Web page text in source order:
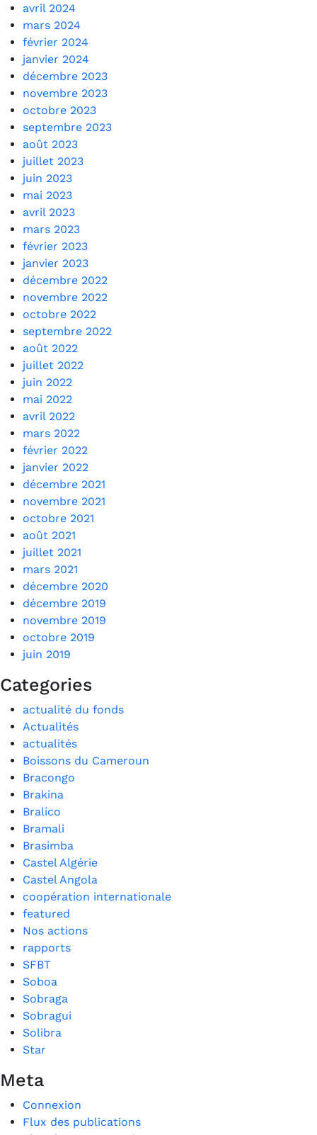
avril 2024
mars 2024
février 2024
janvier 2024
décembre 2023
novembre 2023
octobre 2023
septembre 2023
août 2023
juillet 2023
juin 2023
mai 2023
avril 2023
mars 2023
février 2023
janvier 2023
décembre 2022
novembre 2022
octobre 2022
septembre 2022
août 2022
juillet 2022
juin 2022
mai 2022
avril 2022
mars 2022
février 2022
janvier 2022
décembre 2021
novembre 2021
octobre 2021
août 2021
juillet 2021
mars 2021
décembre 2020
décembre 2019
novembre 2019
octobre 2019
juin 2019
Categories
actualité du fonds
Actualités
actualités
Boissons du Cameroun
Bracongo
Brakina
Bralico
Bramali
Brasimba
Castel Algérie
Castel Angola
coopération internationale
featured
Nos actions
rapports
SFBT
Soboa
Sobraga
Sobragui
Solibra
Star
Meta
Connexion
Flux des publications